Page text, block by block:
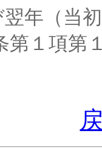
年（当
第１項第